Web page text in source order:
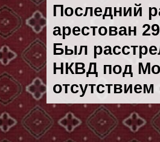
Последний
арестован
Был
НКВД под